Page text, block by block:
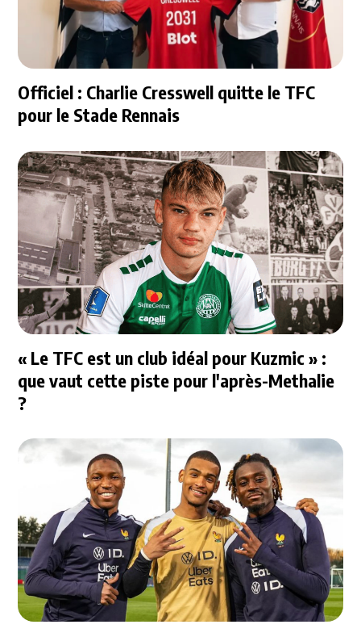
Officiel : Charlie Cresswell quitte le TFC
pour le Stade Rennais
« Le TFC est un club idéal pour Kuzmic » :
que vaut cette piste pour l'après-Methalie
?